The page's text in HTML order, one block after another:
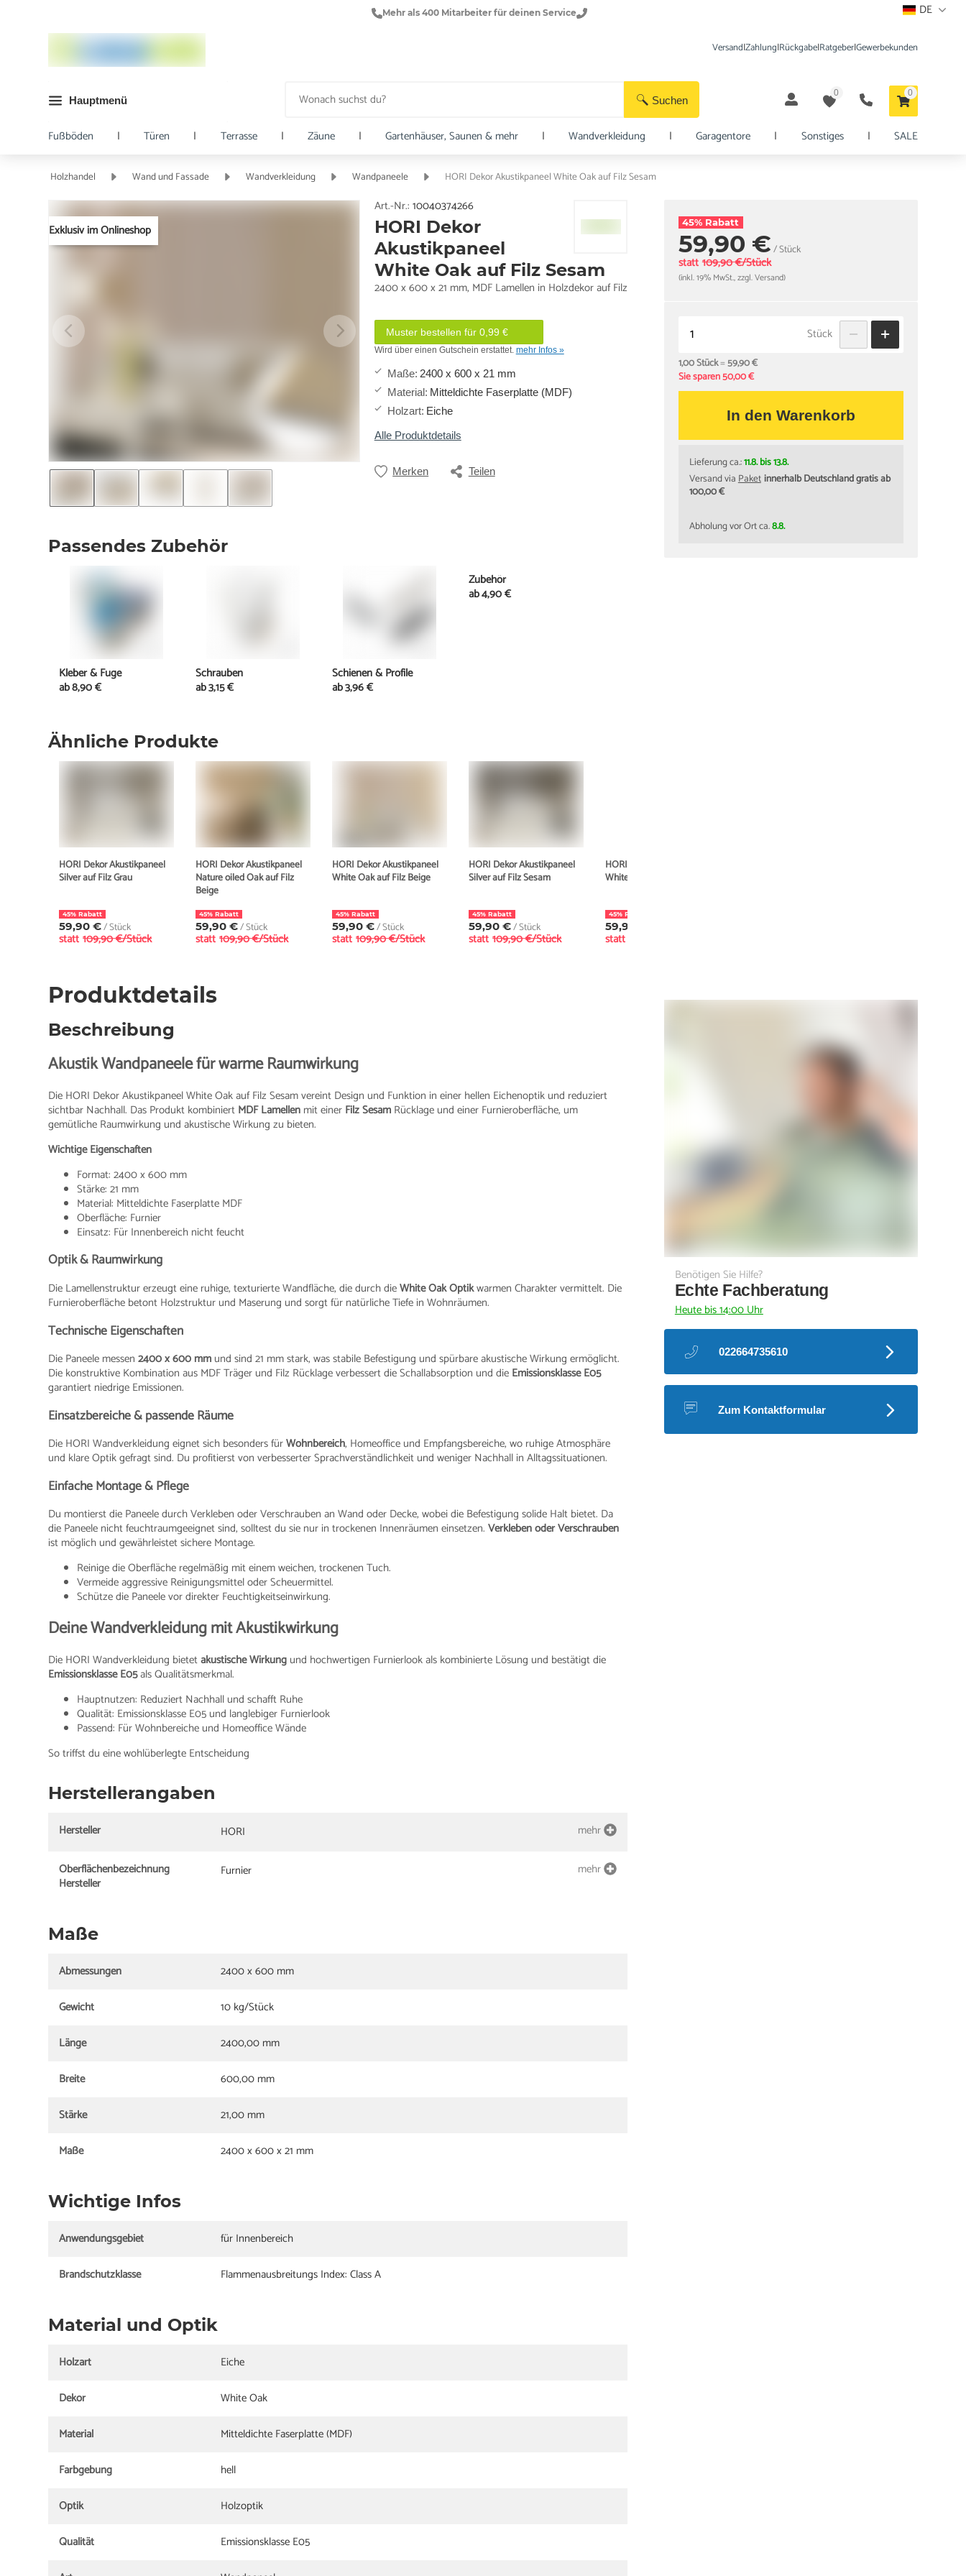
Mehr als 400 Mitarbeiter für deinen Service DE
Suchen
Versand|Zahlung|Rückgabe|Ratgeber|Gewerbekunden
Hauptmenü
0 0
Fußböden | Türen | Terrasse | Zäune | Gartenhäuser, Saunen & mehr | Wandverkleidung | Garagentore | Sonstiges | SALE
Holzhandel Wand und Fassade Wandverkleidung Wandpaneele HORI Dekor Akustikpaneel White Oak auf Filz Sesam
Exklusiv im Onlineshop
Art.-Nr.: 10040374266
HORI Dekor
Akustikpaneel
White Oak auf Filz Sesam
2400 x 600 x 21 mm, MDF Lamellen in Holzdekor auf Filz
Muster bestellen für 0,99 €
Wird über einen Gutschein erstattet. mehr Infos »
Maße: 2400 x 600 x 21 mm
Material: Mitteldichte Faserplatte (MDF)
Holzart: Eiche
Alle Produktdetails
Merken Teilen
45% Rabatt
59,90 €/ Stück
statt 109,90 €/Stück
(inkl. 19% MwSt., zzgl. Versand)
Stück
1,00 Stück=59,90 €
Sie sparen 50,00 €
In den Warenkorb
Lieferung ca.:11.8. bis 13.8.
Versand viaPaketinnerhalb Deutschland gratis ab
100,00 €
Abholung vor Ort ca.8.8.
Ähnliche Produkte
HORI Dekor Akustikpaneel
Silver auf Filz Grau
45% Rabatt
59,90 €/ Stück
statt 109,90 €/Stück
HORI Dekor Akustikpaneel
Nature oiled Oak auf Filz
Beige
45% Rabatt
59,90 €/ Stück
statt 109,90 €/Stück
HORI Dekor Akustikpaneel
White Oak auf Filz Beige
45% Rabatt
59,90 €/ Stück
statt 109,90 €/Stück
HORI Dekor Akustikpaneel
Silver auf Filz Sesam
45% Rabatt
59,90 €/ Stück
statt 109,90 €/Stück
HORI Dekor Akustikpaneel
White Oak auf Filz Grau
45% Rabatt
59,90 €
statt
Produktdetails
Beschreibung
Akustik Wandpaneele für warme Raumwirkung
Die HORI Dekor Akustikpaneel White Oak auf Filz Sesam vereint Design und Funktion in einer hellen Eichenoptik und reduziert
sichtbar Nachhall. Das Produkt kombiniert MDF Lamellen mit einer Filz Sesam Rücklage und einer Furnieroberfläche, um
gemütliche Raumwirkung und akustische Wirkung zu bieten.
Wichtige Eigenschaften
Format: 2400 x 600 mm
Stärke: 21 mm
Material: Mitteldichte Faserplatte MDF
Oberfläche: Furnier
Einsatz: Für Innenbereich nicht feucht
Optik & Raumwirkung
Die Lamellenstruktur erzeugt eine ruhige, texturierte Wandfläche, die durch dieWhite Oak Optikwarmen Charakter vermittelt. Die
Furnieroberfläche betont Holzstruktur und Maserung und sorgt für natürliche Tiefe in Wohnräumen.
Technische Eigenschaften
Die Paneele messen2400 x 600 mm und sind 21 mm stark, was stabile Befestigung und spürbare akustische Wirkung ermöglicht.
Die konstruktive Kombination aus MDF Träger und Filz Rücklage verbessert die Schallabsorption und die Emissionsklasse E05
garantiert niedrige Emissionen.
Einsatzbereiche & passende Räume
Die HORI Wandverkleidung eignet sich besonders fürWohnbereich, Homeoffice und Empfangsbereiche, wo ruhige Atmosphäre
und klare Optik gefragt sind. Du profitierst von verbesserter Sprachverständlichkeit und weniger Nachhall in Alltagssituationen.
Einfache Montage & Pflege
Du montierst die Paneele durch Verkleben oder Verschrauben an Wand oder Decke, wobei die Befestigung solide Halt bietet. Da
die Paneele nicht feuchtraumgeeignet sind, solltest du sie nur in trockenen Innenräumen einsetzen.Verkleben oder Verschrauben
ist möglich und gewährleistet sichere Montage.
Reinige die Oberfläche regelmäßig mit einem weichen, trockenen Tuch.
Vermeide aggressive Reinigungsmittel oder Scheuermittel.
Schütze die Paneele vor direkter Feuchtigkeitseinwirkung.
Deine Wandverkleidung mit Akustikwirkung
Die HORI Wandverkleidung bietetakustische Wirkung und hochwertigen Furnierlook als kombinierte Lösung und bestätigt die
Emissionsklasse E05als Qualitätsmerkmal.
Hauptnutzen: Reduziert Nachhall und schafft Ruhe
Qualität: Emissionsklasse E05 und langlebiger Furnierlook
Passend: Für Wohnbereiche und Homeoffice Wände
So triffst du eine wohlüberlegte Entscheidung
Herstellerangaben
Hersteller HORI mehr
Oberflächenbezeichnung
Hersteller
Furnier mehr
Maße
Abmessungen
2400 x 600 mm
Gewicht
10 kg/Stück
Länge
2400,00 mm
Breite
600,00 mm
Stärke
21,00 mm
Maße
2400 x 600 x 21 mm
Wichtige Infos
Anwendungsgebiet
für Innenbereich
Brandschutzklasse
Flammenausbreitungs Index: Class A
Material und Optik
Holzart
Eiche
Dekor
White Oak
Material
Mitteldichte Faserplatte (MDF)
Farbgebung
hell
Optik
Holzoptik
Qualität
Emissionsklasse E05
Passendes Zubehör
Kleber & Fuge
ab8,90 €
Schrauben
ab3,15 €
Schienen & Profile
ab3,96 €
Zubehör
ab4,90 €
Benötigen Sie Hilfe?
Echte Fachberatung
Heute bis 14:00 Uhr
022664735610
Zum Kontaktformular